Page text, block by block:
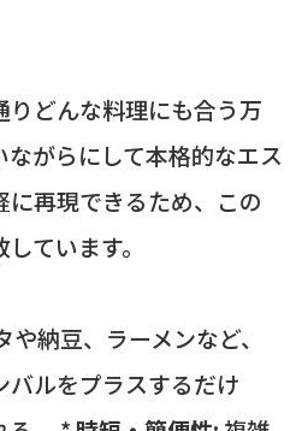
どんな料理にも合う万
がらにして本格的なエス
再現できるため、この
ています。
や納豆、ラーメンなど、
バルをプラスするだけ